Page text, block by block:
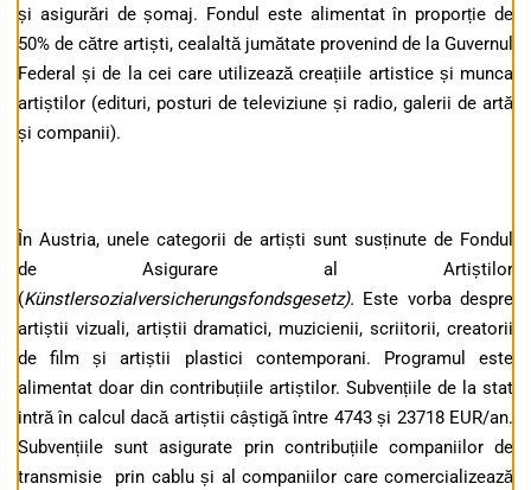
și asigurări de șomaj. Fondul este alimentat în proporție de
50% de către artiști, cealaltă jumătate provenind de la Guvernul
Federal și de la cei care utilizează creațiile artistice și munca
artiștilor (edituri, posturi de televiziune și radio, galerii de artă
și companii).
În Austria, unele categorii de artiști sunt susținute de Fondul
de Asigurare al Artiștilor
(Künstlersozialversicherungsfondsgesetz). Este vorba despre
artiștii vizuali, artiștii dramatici, muzicienii, scriitorii, creatorii
de film și artiștii plastici contemporani. Programul este
alimentat doar din contribuțiile artiștilor. Subvențiile de la stat
intră în calcul dacă artiștii câștigă între 4743 și 23718 EUR/an.
Subvențiile sunt asigurate prin contribuțiile companiilor de
transmisie prin cablu și al companiilor care comercializează